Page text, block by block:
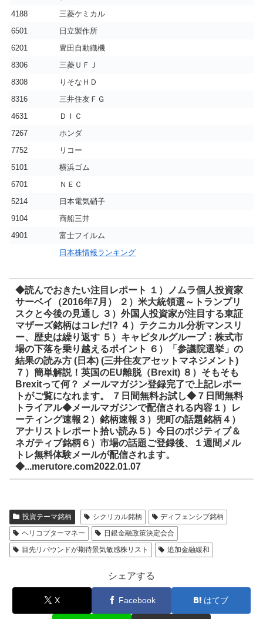
4188
三菱ケミカル
6501
日立製作所
6201
豊田自動織機
8306
三菱ＵＦＪ
8308
りそなＨＤ
8316
三井住友ＦＧ
4631
ＤＩＣ
7267
ホンダ
7752
リコー
5101
横浜ゴム
6701
ＮＥＣ
5214
日本電気硝子
9104
商船三井
4901
富士フイルム
日本株情報ランキング
◆読んでおきたい注目レポート １）ノムラ個人投資家
サーベイ（2016年7月） ２）米大統領選～トランプリ
スクと今後の見通し ３）外国人投資家が注目する東証
マザーズ銘柄はコレだ!? ４）テクニカル分析マンスリ
ー、歴史は繰り返す ５）キャピタルグループ：株式市
場の下落を乗り越えるポイント ６）「参議院選挙」の
結果の読み方 (日本) (三井住友アセットマネジメント)
７）簡単解説！英国のEU離脱（Brexit) ８）そもそも
Brexitって何？ メールマガジン登録完了で上記レポー
トがご覧になれます。 ７日間無料お試し◆７日間無料
トライアル◆メールマガジンで配信される内容１）レ
ーティング速報２）銘柄速報３）兜町の話題銘柄４）
アナリストレポート拾い読み５）今日のポジティブ＆
ネガティブ銘柄６）市場の話題ご登録後、１週間メル
トレ無料体験メールが配信されます。
◆...merutore.com2022.01.07
投資テーマ銘柄 シクリカル銘柄
ディフェンシブ銘柄
ヘリコプターマネー
日銀金融政策決定会合
目先リバウンドが期待景気敏感株リスト
追加金融緩和
シェアする
X Facebook はてブ